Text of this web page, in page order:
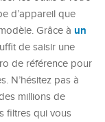
d’appareil que
Grâce à un
de saisir une
de référence pour
N’hésitez pas à
millions de
filtres qui vous